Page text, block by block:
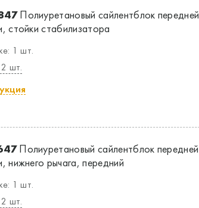
Полиуретановый сайлентблок передней
стойки стабилизатора
1 шт.
шт.
Полиуретановый сайлентблок передней
нижнего рычага, передний
1 шт.
шт.